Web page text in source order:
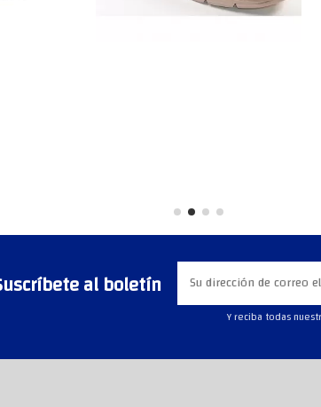
al boletín
Y reciba todas